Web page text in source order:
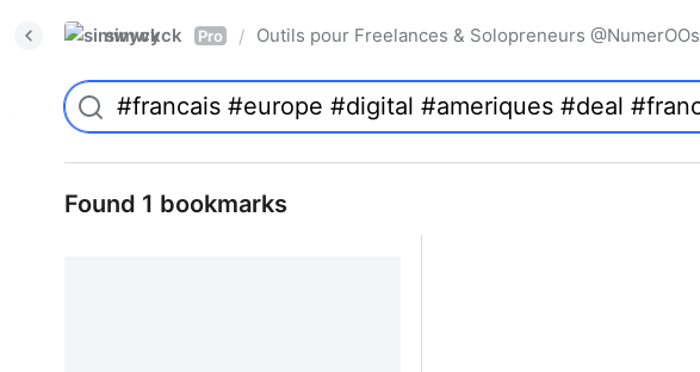
simwyck Pro / Outils pour Freelances & Solopreneurs @NumerOOs
Found 1 bookmarks